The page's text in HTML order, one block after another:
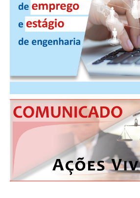
ASSOCIE-SE
ATUALIZAÇÃO CADASTRAL
NÚCLEO JOVEM